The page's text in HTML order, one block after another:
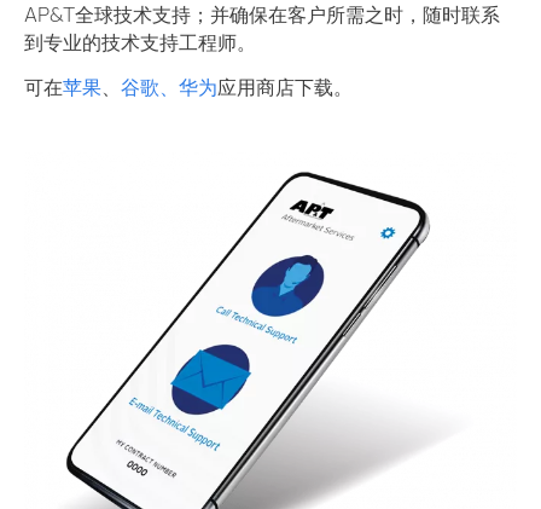
AP&T全球技术支持；并确保在客户所需之时，随时联系
到专业的技术支持工程师。
可在苹果、 谷歌、 华为应用商店下载。